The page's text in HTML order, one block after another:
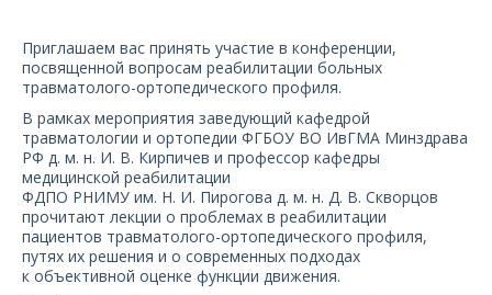
Карьера
Приглашаем вас принять участие в конференции,
посвященной вопросам реабилитации больных
травматолого-ортопедического профиля.
В рамках мероприятия заведующий кафедрой
травматологии и ортопедии ФГБОУ ВО ИвГМА Минздрава
РФ д. м. н. И. В. Кирпичев и профессор кафедры
медицинской реабилитации
ФДПО РНИМУ им. Н. И. Пирогова д. м. н. Д. В. Скворцов
прочитают лекции о проблемах в реабилитации
пациентов травматолого-ортопедического профиля,
путях их решения и о современных подходах
к объективной оценке функции движения.